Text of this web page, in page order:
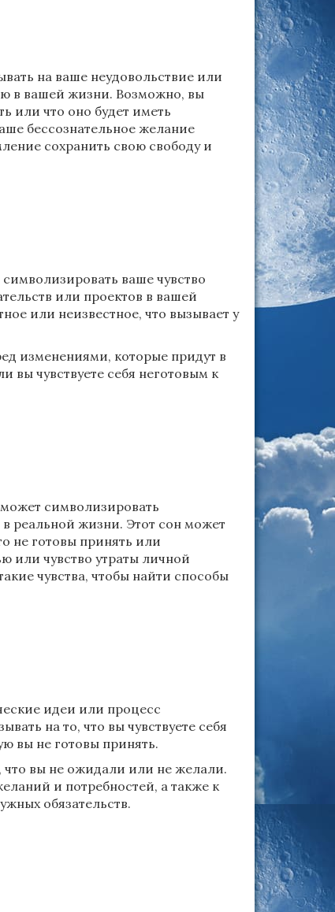
на ваше неудовольствие или
в вашей жизни. Возможно, вы
или что оно будет иметь
бессознательное желание
сохранить свою свободу и
ваше чувство
или проектов в вашей
или неизвестное, что вызывает у
изменениями, которые придут в
чувствуете себя неготовым к
символизировать
реальной жизни. Этот сон может
не готовы принять или
или чувство утраты личной
чувства, чтобы найти способы
идеи или процесс
на то, что вы чувствуете себя
вы не готовы принять.
что вы не ожидали или не желали.
и потребностей, а также к
обязательств.